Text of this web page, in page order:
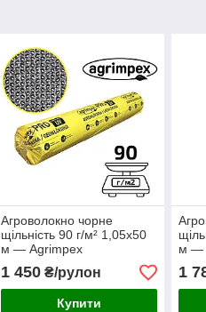
Агроволокно чорне
щільність 90 г/м² 1,05x50
м — Agrimpex
1 450₴/рулон
Купити
м —
1